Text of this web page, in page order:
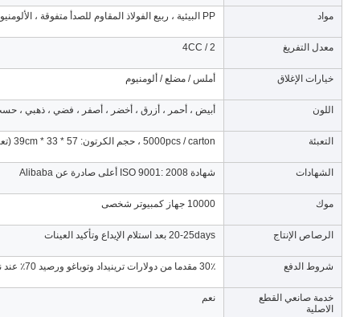
مواد PP البيئية ، ربيع الفولاذ المقاوم للصدأ متفوقة ، الألومنيوم إلخ
معدل التفريغ 2 / 4CC
خيارات الإغلاق أملس / مضلع / ألومنيوم
اللون أبيض ، أحمر ، أزرق ، أخضر ، أصفر ، فضي ، ذهبي ،
التعبئة 5000pcs / carton ، حجم الكرتون: 57 * 33 * 39cm (تعبئة كرتونية قوية مناسبة للنقل لمسافات طويلة)
الشهادات شهادة ISO 9001: 2008 أعلى صادرة عن Alibaba
موك 10000 جهاز كمبيوتر شخصى
الرصاص الإنتاج 20-25days بعد استلام الإيداع وتأكيد العينات
شروط الدفع 30٪ مقدما من دولارات ترينيداد وتوباغو ورصيد 70٪ عند نسخ B / L.
خدمة صانعي القطع
الاصلية
نعم